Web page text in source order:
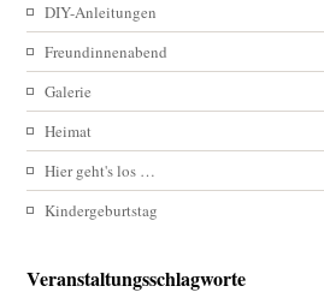
DIY-Anleitungen
Freundinnenabend
Galerie
Heimat
Hier geht's los …
Kindergeburtstag
Veranstaltungsschlagworte